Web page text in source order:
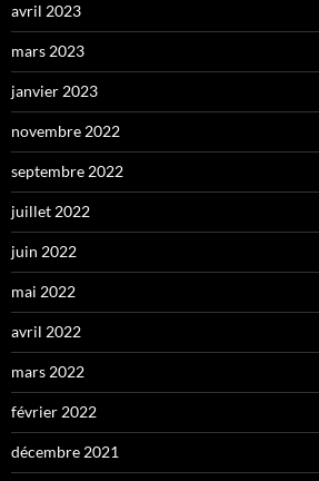
avril 2023
mars 2023
janvier 2023
novembre 2022
septembre 2022
juillet 2022
juin 2022
mai 2022
avril 2022
mars 2022
février 2022
décembre 2021